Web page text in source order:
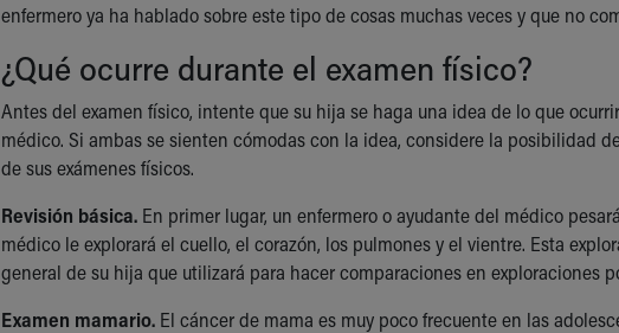
enfermero ya ha hablado sobre este tipo de cosas muchas veces y que no
¿Qué ocurre durante el examen físico?
Antes del examen físico, intente que su hija se haga una idea de lo que
médico. Si ambas se sienten cómodas con la idea, considere la posibilidad
de sus exámenes físicos.
Revisión básica. En primer lugar, un enfermero o ayudante del médico
médico le explorará el cuello, el corazón, los pulmones y el vientre. Esta
general de su hija que utilizará para hacer comparaciones en exploraciones
Examen mamario. El cáncer de mama es muy poco frecuente en las